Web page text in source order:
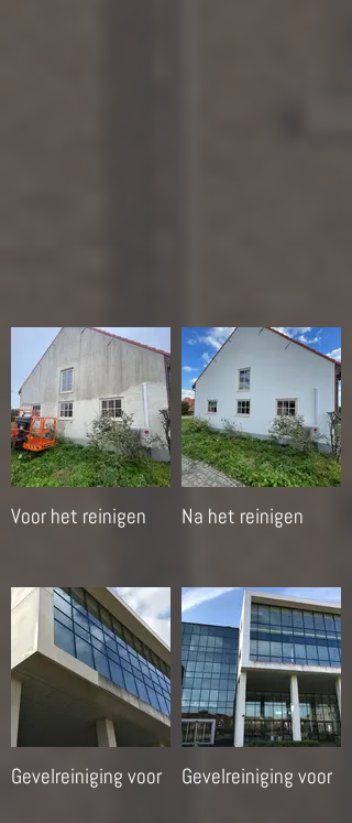
Voor het reinigen Na het reinigen
Gevelreiniging voor Gevelreiniging voor